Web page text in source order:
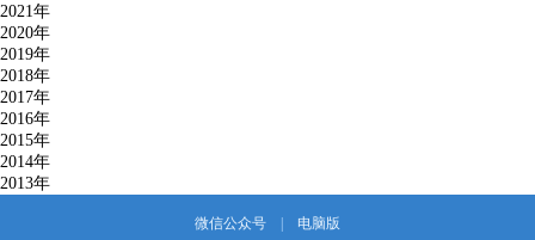
2021年
2020年
2019年
2018年
2017年
2016年
2015年
2014年
2013年
微信公众号 电脑版